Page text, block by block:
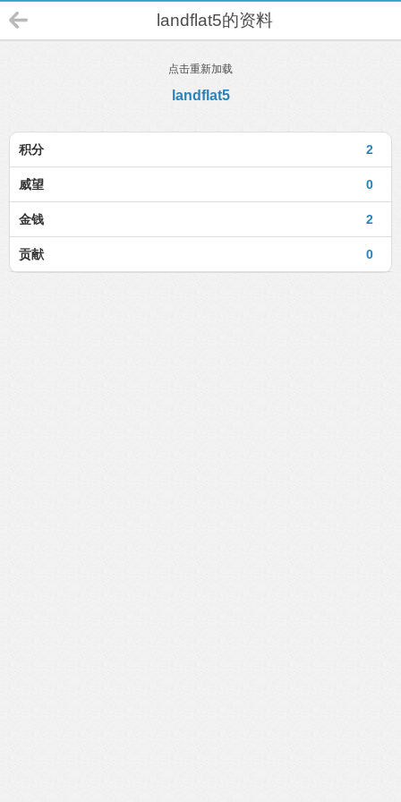
landflat5的资料
点击重新加载
landflat5
2
积分
0
威望
2
金钱
0
贡献